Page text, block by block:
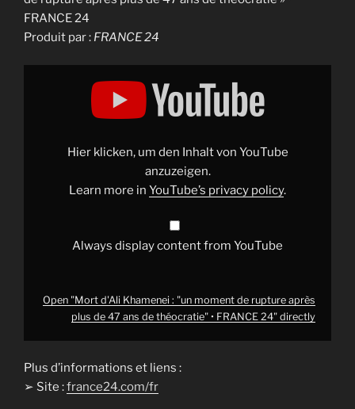
FRANCE 24
Produit par : FRANCE 24
Display
Hier klicken, um den Inhalt von YouTube
anzuzeigen.
Learn more in YouTube’s privacy policy.
Always display content from YouTube
Open "Mort d'Ali Khamenei : "un moment de rupture après
plus de 47 ans de théocratie" • FRANCE 24" directly
Plus d’informations et liens :
➢ Site :france24.com/fr